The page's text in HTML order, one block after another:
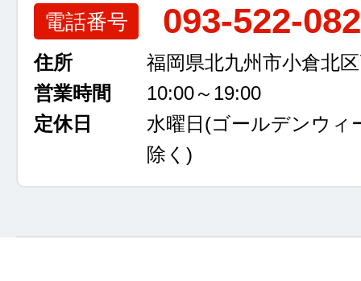
電話番号 093-522-
住所
福岡県北九州市小倉北
営業時間
10:00～19:00
定休日
水曜日 (ゴールデンウィ
除く)